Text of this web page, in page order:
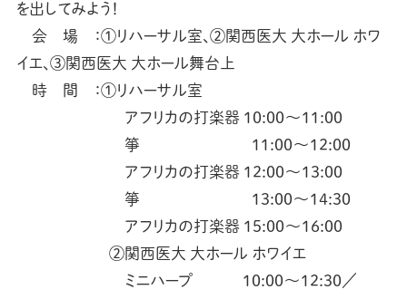
を出してみよう！
会 場 ：①リハーサル室、②関西医大 大ホール ホワ
イエ、③関西医大 大ホール舞台上
時 間 ：①リハーサル室
アフリカの打楽器 10:00～11:00
箏 11:00～12:00
アフリカの打楽器 12:00～13:00
箏 13:00～14:30
アフリカの打楽器 15:00～16:00
②関西医大 大ホール ホワイエ
ミニハープ 10:00～12:30／